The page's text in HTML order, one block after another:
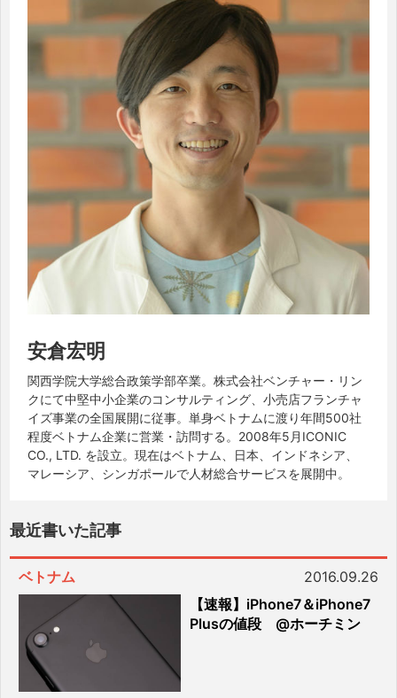
安倉宏明
関西学院大学総合政策学部卒業。株式会社ベンチャー・リン
クにて中堅中小企業のコンサルティング、小売店フランチャ
イズ事業の全国展開に従事。単身ベトナムに渡り年間500社
程度ベトナム企業に営業・訪問する。2008年5月ICONIC
CO., LTD. を設立。現在はベトナム、日本、インドネシア、
マレーシア、シンガポールで人材総合サービスを展開中。
最近書いた記事
ベトナム
2016.09.26
【速報】iPhone7＆iPhone7
Plusの値段 @ホーチミン